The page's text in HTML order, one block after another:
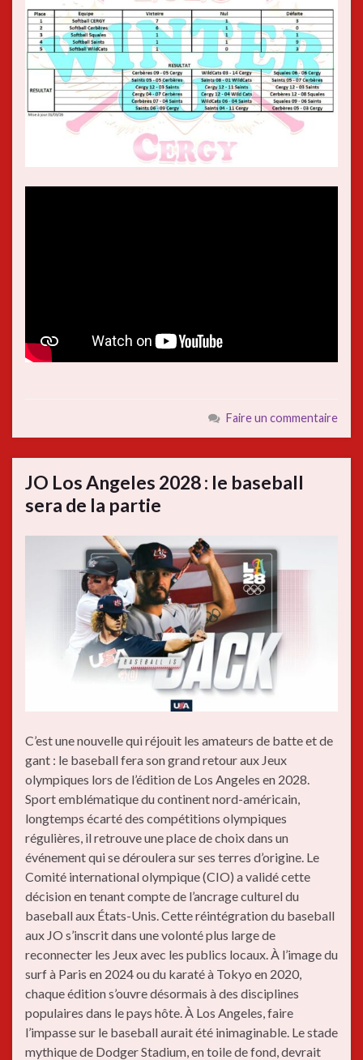
Faire un commentaire
JO Los Angeles 2028 : le baseball
sera de la partie
C’est une nouvelle qui réjouit les amateurs de batte et de
gant : le baseball fera son grand retour aux Jeux
olympiques lors de l’édition de Los Angeles en 2028.
Sport emblématique du continent nord-américain,
longtemps écarté des compétitions olympiques
régulières, il retrouve une place de choix dans un
événement qui se déroulera sur ses terres d’origine. Le
Comité international olympique (CIO) a validé cette
décision en tenant compte de l’ancrage culturel du
baseball aux États-Unis. Cette réintégration du baseball
aux JO s’inscrit dans une volonté plus large de
reconnecter les Jeux avec les publics locaux. À l’image du
surf à Paris en 2024 ou du karaté à Tokyo en 2020,
chaque édition s’ouvre désormais à des disciplines
populaires dans le pays hôte. À Los Angeles, faire
l’impasse sur le baseball aurait été inimaginable. Le stade
mythique de Dodger Stadium, en toile de fond, devrait